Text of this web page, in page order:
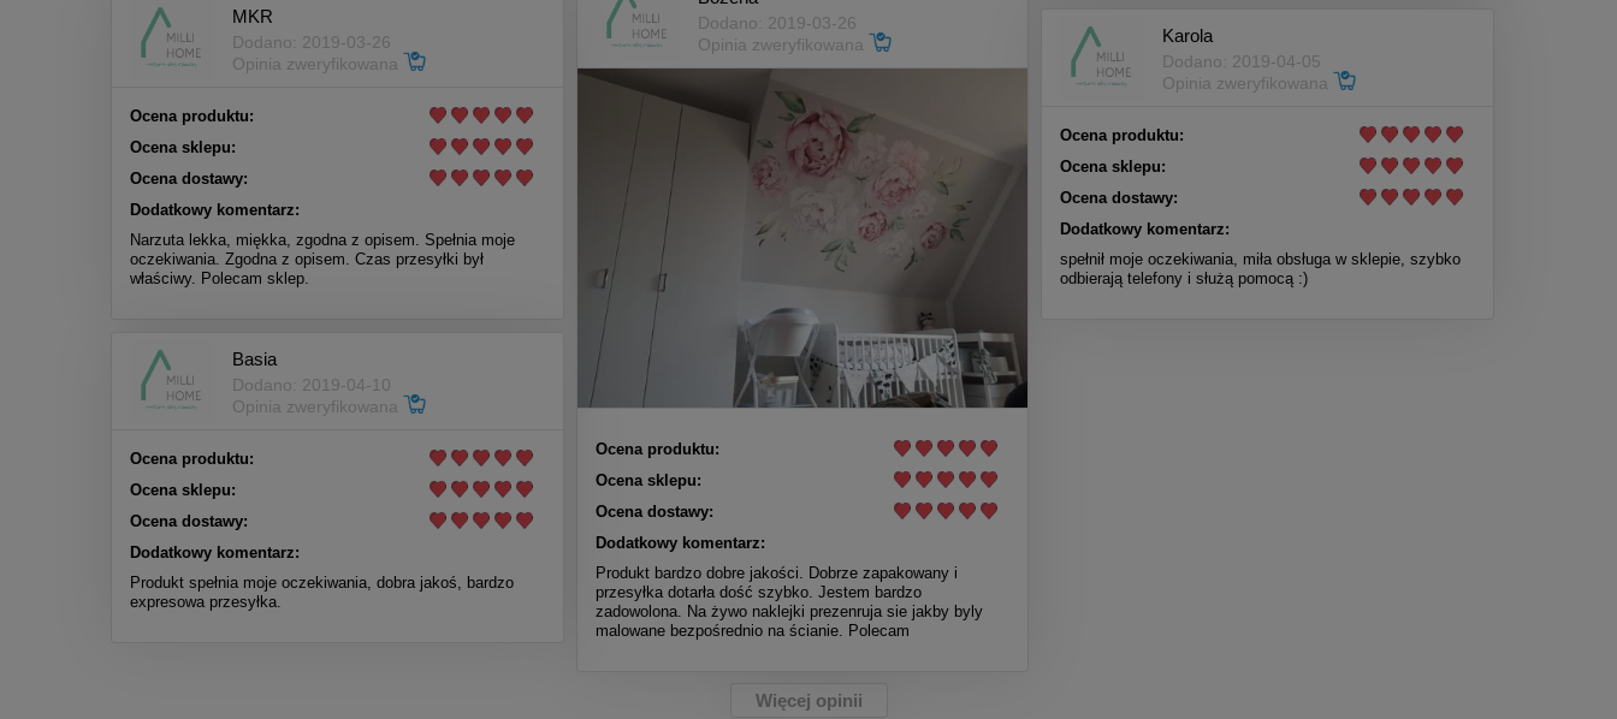
Dodano: 2019-03-26
Opinia zweryfikowana
Ocena produktu:
Ocena sklepu:
Ocena dostawy:
Dodatkowy komentarz:
Produkt bardzo dobre jakości. Dobrze zapakowany i
przesyłka dotarła dość szybko. Jestem bardzo
zadowolona. Na żywo naklejki prezenruja sie jakby byly
malowane bezpośrednio na ścianie. Polecam
MKR
Dodano: 2019-03-26
Opinia zweryfikowana
Ocena produktu:
Ocena sklepu:
Ocena dostawy:
Dodatkowy komentarz:
Narzuta lekka, miękka, zgodna z opisem. Spełnia moje
oczekiwania. Zgodna z opisem. Czas przesyłki był
właściwy. Polecam sklep.
Karola
Dodano: 2019-04-05
Opinia zweryfikowana
Ocena produktu:
Ocena sklepu:
Ocena dostawy:
Dodatkowy komentarz:
spełnił moje oczekiwania, miła obsługa w sklepie, szybko
odbierają telefony i służą pomocą :)
Basia
Dodano: 2019-04-10
Opinia zweryfikowana
Ocena produktu:
Ocena sklepu:
Ocena dostawy:
Dodatkowy komentarz:
Produkt spełnia moje oczekiwania, dobra jakoś, bardzo
expresowa przesyłka.
Więcej opinii